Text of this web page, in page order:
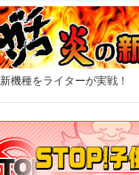
機種をライターが実戦！